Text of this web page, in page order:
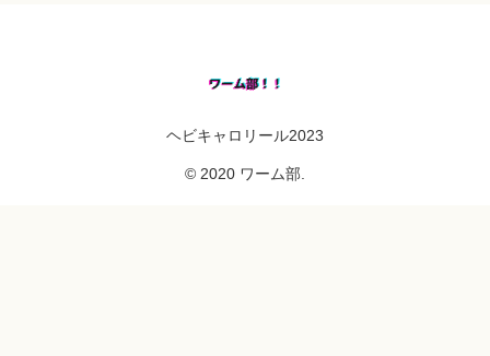
ヘビキャロリール2023
© 2020 ワーム部.